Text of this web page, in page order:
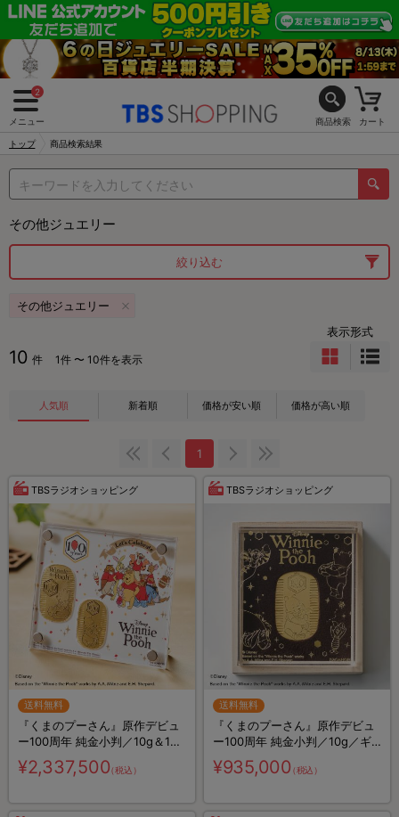
2
メニュー 商品検索 カート
トップ 商品検索結果
その他ジュエリー
絞り込む
その他ジュエリー
10 件 1件 〜 10件を表示
表示形式
人気順 新着順 価格が安い順 価格が高い順
1
TBSラジオショッピング
送料無料
『くまのプーさん』原作デビュ
ー100周年 純金小判／10g＆15g
セット／ギャランティカード・
ディスプレイケース付き
¥2,337,500（税込）
TBSラジオショッピング
送料無料
『くまのプーさん』原作デビュ
ー100周年 純金小判／10g／ギ
ャランティカード付き
¥935,000（税込）